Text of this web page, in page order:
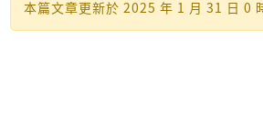
本篇文章更新於 2025 年 1 月 31 日 0